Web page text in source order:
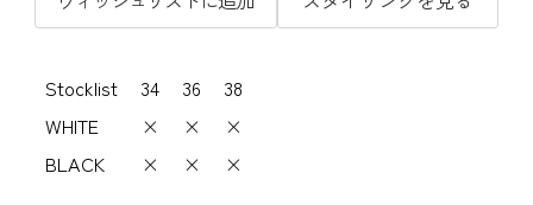
Stocklist 34 36
38
WHITE
× ×
×
BLACK
× × ×